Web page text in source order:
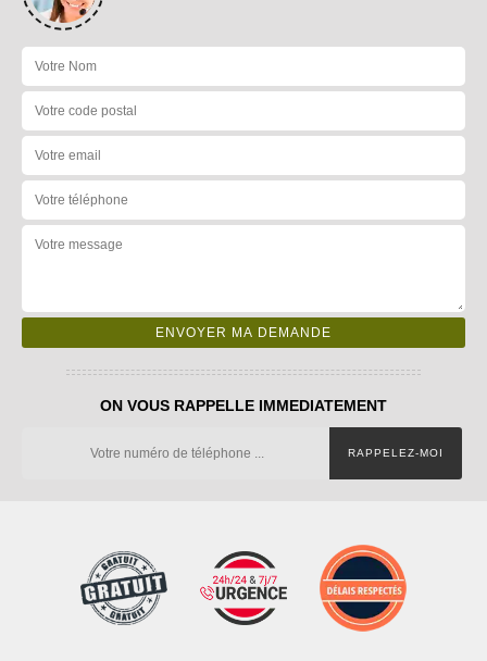
ON VOUS RAPPELLE IMMEDIATEMENT